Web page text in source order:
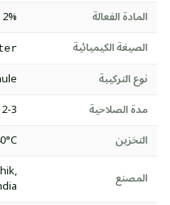
المادة الفعالة
الصيغة الكيميائية
نوع التركيبة
مدة الصلاحية
2-3 years
التخزين
المصنع